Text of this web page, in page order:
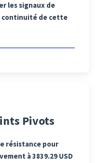
les signaux de
continuité de cette
Pivots
résistance pour
à 3839.29 USD